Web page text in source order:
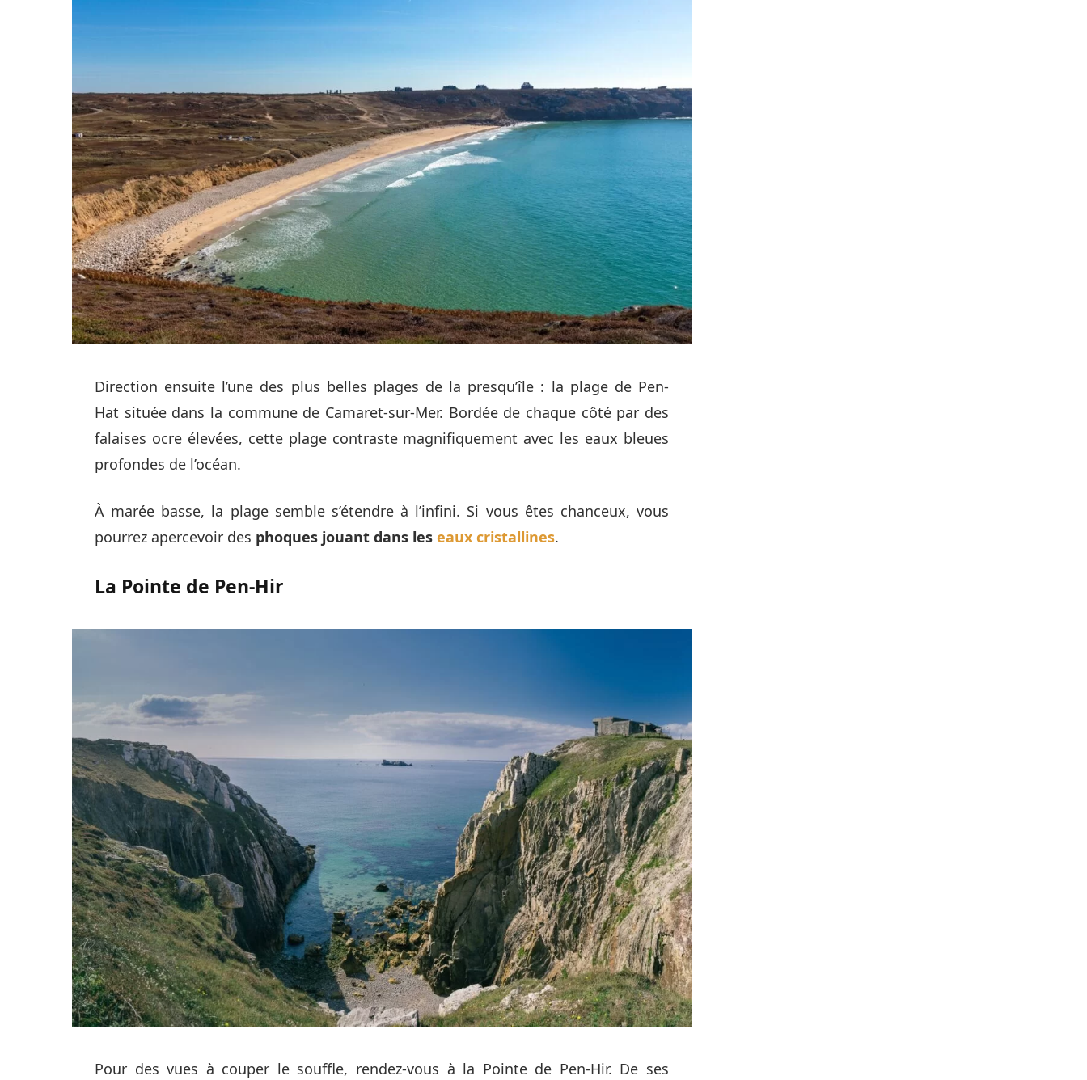
Direction ensuite l’une des plus belles plages de la presqu’île : la plage de Pen-
Hat située dans la commune de Camaret-sur-Mer. Bordée de chaque côté par des
falaises ocre élevées, cette plage contraste magnifiquement avec les eaux bleues
profondes de l’océan.
À marée basse, la plage semble s’étendre à l’infini. Si vous êtes chanceux, vous
pourrez apercevoir des phoques jouant dans les eaux cristallines.
La Pointe de Pen-Hir
Pour des vues à couper le souffle, rendez-vous à la Pointe de Pen-Hir. De ses